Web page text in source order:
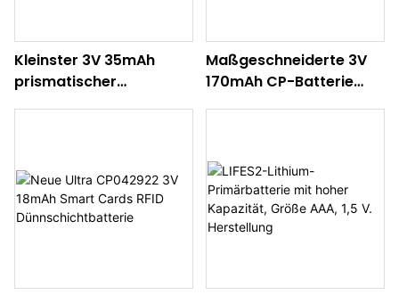
Kleinster 3V 35mAh
prismatischer
Maßgeschneiderte 3V
170mAh CP-Batterie